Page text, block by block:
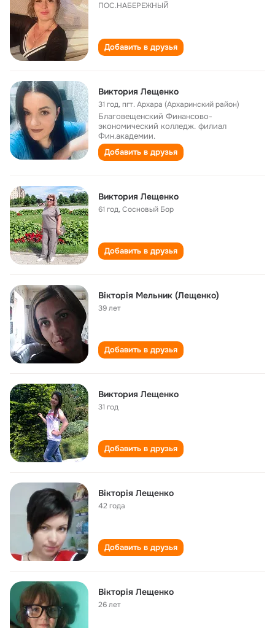
ПОС.НАБЕРЕЖНЫЙ
Добавить в друзья
Виктория Лещенко
31 год,пгт. Архара (Архаринский район)
Благовещенский Финансово-
экономический колледж. филиал
Фин.академии.
Добавить в друзья
Виктория Лещенко
61 год,Сосновый Бор
Добавить в друзья
Вікторія Мельник (Лещенко)
39 лет
Добавить в друзья
Виктория Лещенко
31 год
Добавить в друзья
Вікторія Лещенко
42 года
Добавить в друзья
Вікторія Лещенко
26 лет